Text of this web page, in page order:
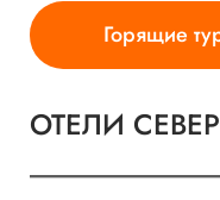
Горящие
ОТЕЛИ